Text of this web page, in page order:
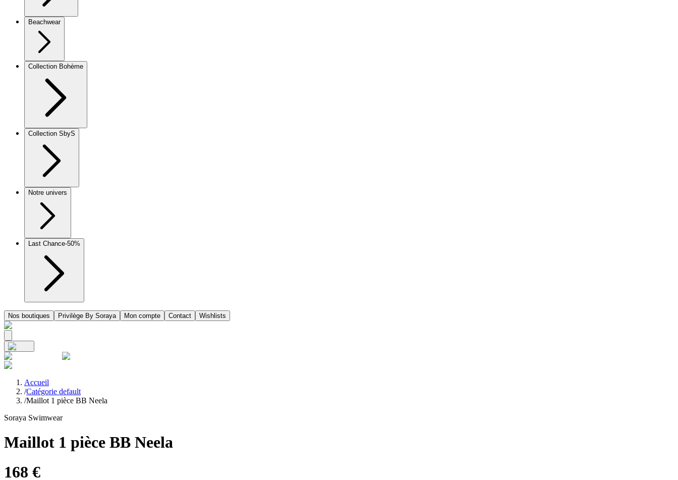
Beachwear
Collection Bohème
Collection SbyS
Notre univers
Last Chance-50%
Nos boutiques Privilège By Soraya Mon compte Contact Wishlists
Accueil
/Catégorie default
/Maillot 1 pièce BB Neela
Soraya Swimwear
Maillot 1 pièce BB Neela
168 €